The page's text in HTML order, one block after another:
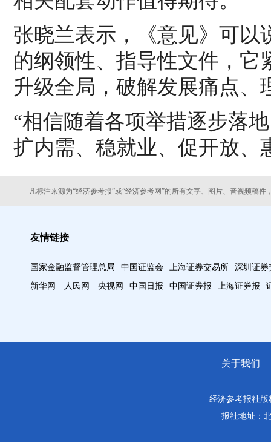
张晓兰表示，《意见》可以
的纲领性、指导性文件，它
升级全局，破解发展痛点、
“相信随着各项举措逐步落
扩内需、稳就业、促开放、
凡标注来源为“经济参考报”或“经济参考网”的所有文字、图片、音视频稿件